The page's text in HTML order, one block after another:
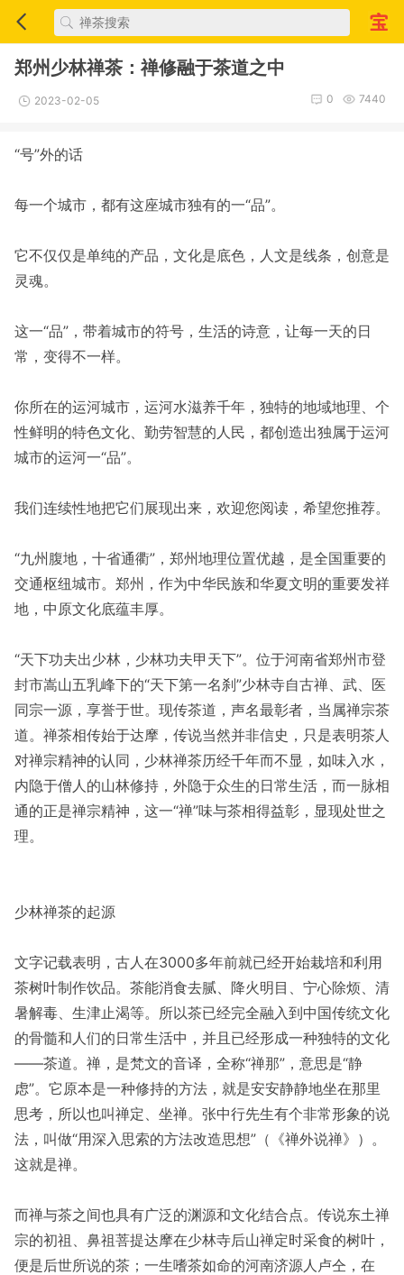
郑州少林禅茶：禅修融于茶道之中
2023-02-05 7440
0
“号”外的话
每一个城市，都有这座城市独有的一“品”。
它不仅仅是单纯的产品，文化是底色，人文是线条，创意是
灵魂。
这一“品”，带着城市的符号，生活的诗意，让每一天的日
常，变得不一样。
你所在的运河城市，运河水滋养千年，独特的地域地理、个
性鲜明的特色文化、勤劳智慧的人民，都创造出独属于运河
城市的运河一“品”。
我们连续性地把它们展现出来，欢迎您阅读，希望您推荐。
“九州腹地，十省通衢”，郑州地理位置优越，是全国重要的
交通枢纽城市。郑州，作为中华民族和华夏文明的重要发祥
地，中原文化底蕴丰厚。
“天下功夫出少林，少林功夫甲天下”。位于河南省郑州市登
封市嵩山五乳峰下的“天下第一名刹”少林寺自古禅、武、医
同宗一源，享誉于世。现传茶道，声名最彰者，当属禅宗茶
道。禅茶相传始于达摩，传说当然并非信史，只是表明茶人
对禅宗精神的认同，少林禅茶历经千年而不显，如味入水，
内隐于僧人的山林修持，外隐于众生的日常生活，而一脉相
通的正是禅宗精神，这一“禅”味与茶相得益彰，显现处世之
理。
少林禅茶的起源
文字记载表明，古人在3000多年前就已经开始栽培和利用
茶树叶制作饮品。茶能消食去腻、降火明目、宁心除烦、清
暑解毒、生津止渴等。所以茶已经完全融入到中国传统文化
的骨髓和人们的日常生活中，并且已经形成一种独特的文化
——茶道。禅，是梵文的音译，全称“禅那”，意思是“静
虑”。它原本是一种修持的方法，就是安安静静地坐在那里
思考，所以也叫禅定、坐禅。张中行先生有个非常形象的说
法，叫做“用深入思索的方法改造思想”（《禅外说禅》）。
这就是禅。
而禅与茶之间也具有广泛的渊源和文化结合点。传说东土禅
宗的初祖、鼻祖菩提达摩在少林寺后山禅定时采食的树叶，
便是后世所说的茶；一生嗜茶如命的河南济源人卢仝，在